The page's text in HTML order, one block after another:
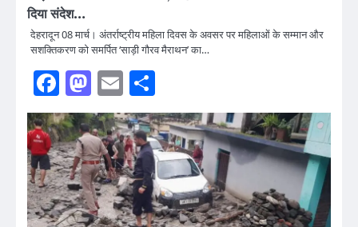
दिया संदेश…
देहरादून 08 मार्च। अंतर्राष्ट्रीय महिला दिवस के अवसर पर महिलाओं के सम्मान और
सशक्तिकरण को समर्पित ‘साड़ी गौरव मैराथन’ का…
Facebook
Mastodon
Email